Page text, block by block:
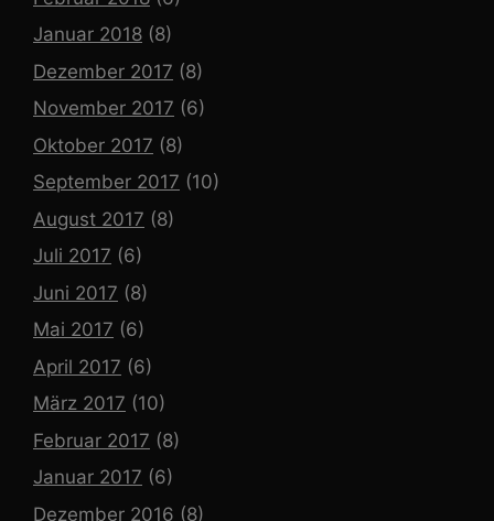
Januar 2018 (8)
Dezember 2017 (8)
November 2017 (6)
Oktober 2017 (8)
September 2017 (10)
August 2017 (8)
Juli 2017 (6)
Juni 2017 (8)
Mai 2017 (6)
April 2017 (6)
März 2017 (10)
Februar 2017 (8)
Januar 2017 (6)
Dezember 2016 (8)